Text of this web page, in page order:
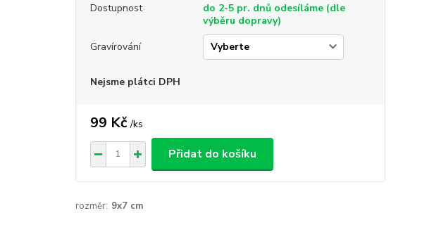
Dostupnost
do 2-5 pr. dnů odesíláme (dle
výběru dopravy)
Gravírování
Nejsme plátci DPH
99 Kč /ks
Přidat do košíku
rozměr: 9x7 cm